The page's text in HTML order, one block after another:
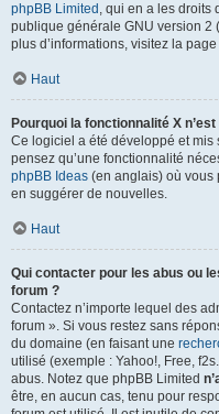
phpBB Limited , qui en a les droits
publique générale GNU version 2
plus d’informations, visitez la page
Haut
Pourquoi la fonctionnalité X
Ce logiciel a été développé et
pensez qu’une fonctionnalité
phpBB Ideas (en anglais) où vous
en suggérer de nouvelles.
Haut
Qui contacter pour les abus ou
forum ?
Contactez n’importe lequel des
forum ». Si vous restez sans
du domaine (en faisant une
utilisé (exemple : Yahoo!, Free,
abus. Notez que phpBB Limited
être, en aucun cas, tenu pour